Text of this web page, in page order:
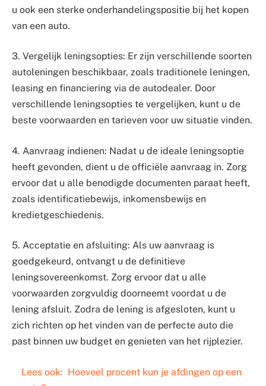
u ook een sterke onderhandelingspositie bij het kopen
van een auto.
3. Vergelijk leningsopties: Er zijn verschillende soorten
autoleningen beschikbaar, zoals traditionele leningen,
leasing en financiering via de autodealer. Door
verschillende leningsopties te vergelijken, kunt u de
beste voorwaarden en tarieven voor uw situatie vinden.
4. Aanvraag indienen: Nadat u de ideale leningsoptie
heeft gevonden, dient u de officiële aanvraag in. Zorg
ervoor dat u alle benodigde documenten paraat heeft,
zoals identificatiebewijs, inkomensbewijs en
kredietgeschiedenis.
5. Acceptatie en afsluiting: Als uw aanvraag is
goedgekeurd, ontvangt u de definitieve
leningsovereenkomst. Zorg ervoor dat u alle
voorwaarden zorgvuldig doorneemt voordat u de
lening afsluit. Zodra de lening is afgesloten, kunt u
zich richten op het vinden van de perfecte auto die
past binnen uw budget en genieten van het rijplezier.
Lees ook: Hoeveel procent kun je afdingen op een